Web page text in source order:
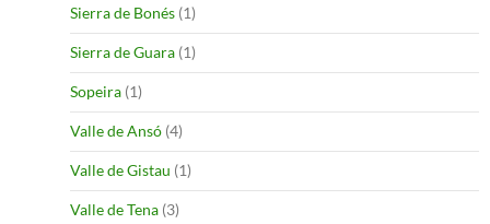
Sierra de Bonés (1)
Sierra de Guara (1)
Sopeira (1)
Valle de Ansó (4)
Valle de Gistau (1)
Valle de Tena (3)